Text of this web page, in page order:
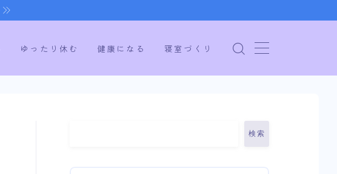
ゆったり休む 健康になる 寝室づくり
検索